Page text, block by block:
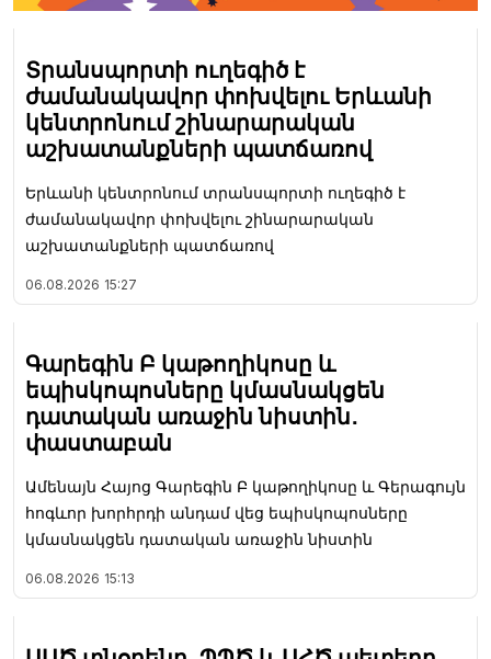
Տրանսպորտի ուղեգիծ է
ժամանակավոր փոխվելու Երևանի
կենտրոնում շինարարական
աշխատանքների պատճառով
Երևանի կենտրոնում տրանսպորտի ուղեգիծ է
ժամանակավոր փոխվելու շինարարական
աշխատանքների պատճառով
06.08.2026 15:27
Գարեգին Բ կաթողիկոսը և
եպիսկոպոսները կմասնակցեն
դատական առաջին նիստին․
փաստաբան
Ամենայն Հայոց Գարեգին Բ կաթողիկոսը և Գերագույն
հոգևոր խորհրդի անդամ վեց եպիսկոպոսները
կմասնակցեն դատական առաջին նիստին
06.08.2026 15:13